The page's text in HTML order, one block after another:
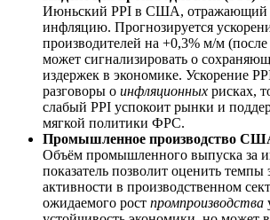
Июньский PPI в США, отражающий
инфляцию. Прогнозируется
производителей на +0,3% м/м
может сигнализировать о
издержек в экономике. Ускорение
разговоры о инфляционных рисках,
слабый PPI успокоит рынки и
мягкой политики ФРС.
Промышленное производство
Объём промышленного выпуска за
показатель позволит оценить темпы
активности в производственном
ожидаемого рост промпроизводства